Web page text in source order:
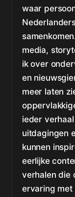
waar
media,
ik over
en
meer laten
ieder
uitdagingen
kunnen
eerlijke
verhalen die
ervaring met